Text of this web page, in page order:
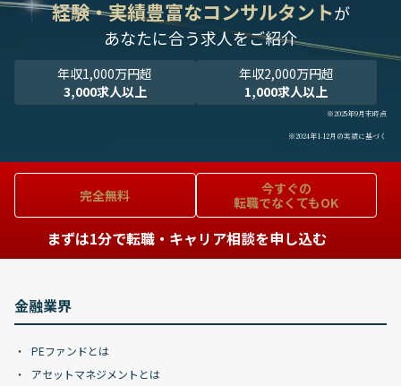
経験・実績豊富なコンサルタントが
あなたに合う求人をご紹介
年収1,000万円超
3,000求人以上
年収2,000万円超
1,000求人以上
※2025年9月末時点
※2024年1-12月の実績に基づく
完全無料
今すぐの
転職でなくてもOK
まずは1分で転職・キャリア相談を申し込む
金融業界
PEファンドとは
アセットマネジメントとは